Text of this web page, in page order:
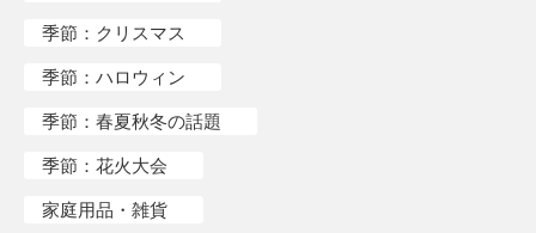
季節：クリスマス
季節：ハロウィン
季節：春夏秋冬の話題
季節：花火大会
家庭用品・雑貨